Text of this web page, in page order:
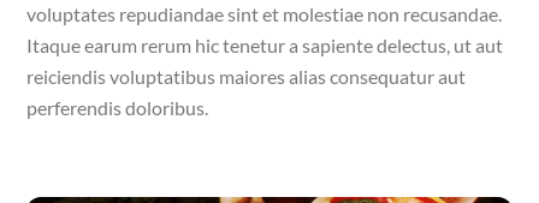
voluptates repudiandae sint et molestiae non recusandae.
Itaque earum rerum hic tenetur a sapiente delectus, ut aut
reiciendis voluptatibus maiores alias consequatur aut
perferendis doloribus.